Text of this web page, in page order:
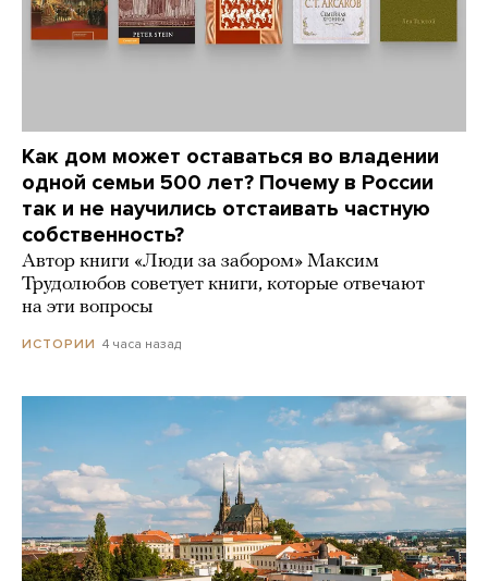
Как дом может оставаться во владении
одной семьи 500 лет? Почему в России
так и не научились отстаивать частную
собственность?
Автор книги «Люди за забором» Максим
Трудолюбов советует книги, которые отвечают
на эти вопросы
ИСТОРИИ 4 часа назад